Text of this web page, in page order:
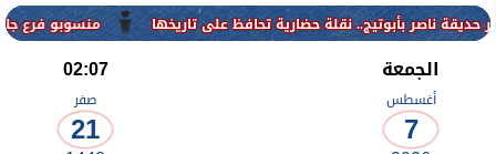
منسوبو فرع جامعة الأزهر للوجه
الجمعة
أغسطس
7
02:07
صفر
21